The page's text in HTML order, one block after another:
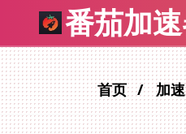
番茄加
首页 加